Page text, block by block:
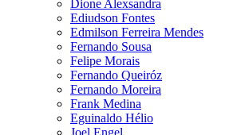
Dione Alexsandra
Ediudson Fontes
Edmilson Ferreira Mendes
Fernando Sousa
Felipe Morais
Fernando Queiróz
Fernando Moreira
Frank Medina
Eguinaldo Hélio
Joel Engel